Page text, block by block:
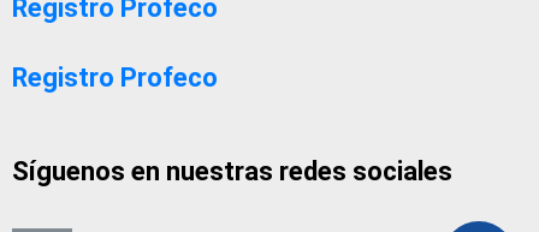
Registro Profeco
Registro Profeco
Síguenos en nuestras redes sociales